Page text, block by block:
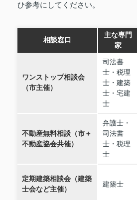
ひ参考にしてください。
相談窓口
主な専門
家
ワンストップ相談会
（市主催）
司法書
士・税理
士・建築
士・宅建
士
不動産無料相談（市＋
不動産協会共催）
弁護士・
司法書
士・税理
士
定期建築相談会（建築
士会など主催）
建築士